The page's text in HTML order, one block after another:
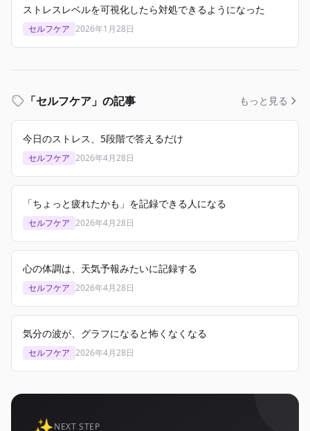
ストレスレベルを可視化したら対処できるようになった
セルフケア 2026年1月28日
「セルフケア」の記事 もっと見る
今日のストレス、5段階で答えるだけ
セルフケア 2026年4月28日
「ちょっと疲れたかも」を記録できる人になる
セルフケア 2026年4月28日
心の体調は、天気予報みたいに記録する
セルフケア 2026年4月28日
気分の波が、グラフになると怖くなくなる
セルフケア 2026年4月28日
NEXT STEP